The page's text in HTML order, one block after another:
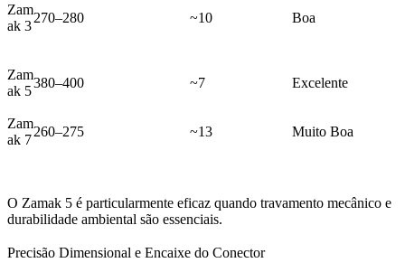
Zam
ak 3
270–280 ~10 Boa
Zam
ak 5
380–400 ~7 Excelente
Zam
ak 7
260–275 ~13 Muito Boa
O Zamak 5 é particularmente eficaz quando travamento mecânico e
durabilidade ambiental são essenciais.
Precisão Dimensional e Encaixe do Conector